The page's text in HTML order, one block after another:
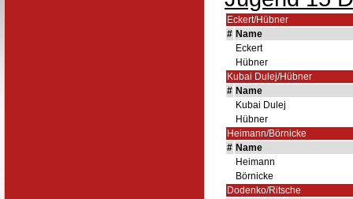
Eckert/Hübner
# Name
Eckert
Hübner
Kubai Dulej/Hübner
# Name
Kubai Dulej
Hübner
Heimann/Börnicke
# Name
Heimann
Börnicke
Dodenko/Ritsche